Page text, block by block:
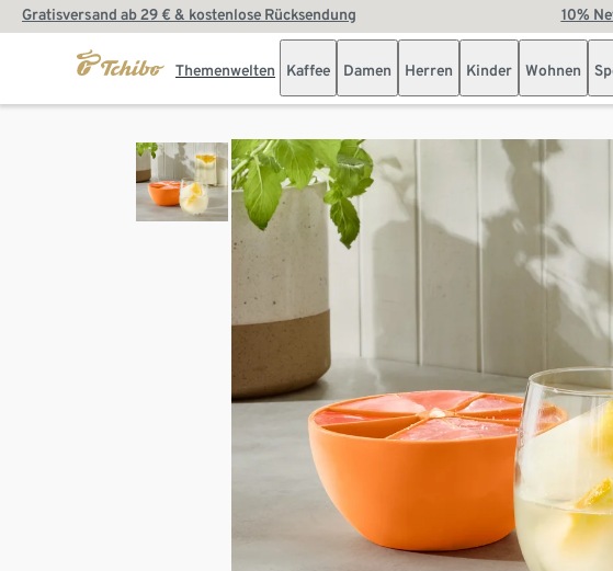
Gratisversand ab 29 € & kostenlose Rücksendung 10%
Themenwelten Kaffee Damen Herren Kinder Wohnen